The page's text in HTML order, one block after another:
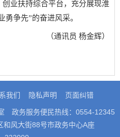
业扶持综合平台，充分展现淮
勇争先”的奋进风采。
（通讯员 杨金辉）
我们 隐私声明 页面纠错
政务服务便民热线：0554-12345
和风大街88号市政务中心A座